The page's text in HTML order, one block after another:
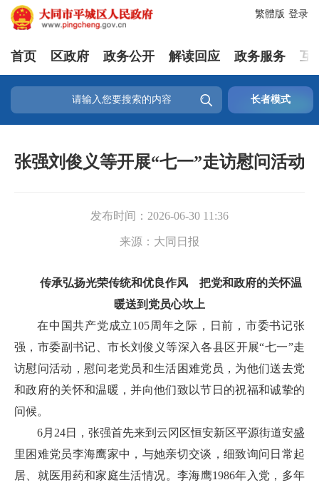
登录
繁體版
首页 区政府 政务公开 解读回应 政务服务 互
 长者模式
张强刘俊义等开展“七一”走访慰问活动
发布时间： 2026-06-30 11:36
来源： 大同日报
传承弘扬光荣传统和优良作风 把党和政府的关怀温
暖送到党员心坎上
在中国共产党成立105周年之际，日前，市委书记张
强，市委副书记、市长刘俊义等深入各县区开展“七一”走
访慰问活动，慰问老党员和生活困难党员，为他们送去党
和政府的关怀和温暖，并向他们致以节日的祝福和诚挚的
问候。
6月24日，张强首先来到云冈区恒安新区平源街道安盛
里困难党员李海鹰家中，与她亲切交谈，细致询问日常起
居、就医用药和家庭生活情况。李海鹰1986年入党，多年